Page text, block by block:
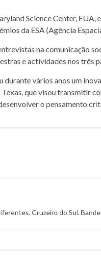
Science Center,
da ESA (Agência
na comunicação
e actividades nos três
durante vários anos um
que visou transmitir
o pensamento
Cruzeiro do Sul.